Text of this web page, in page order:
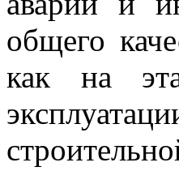
общего
как на